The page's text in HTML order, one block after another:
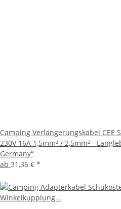
Camping Verlängerungskabel CEE
230V 16A 1,5mm² / 2,5mm² -
Germany“
ab 31,36 € *